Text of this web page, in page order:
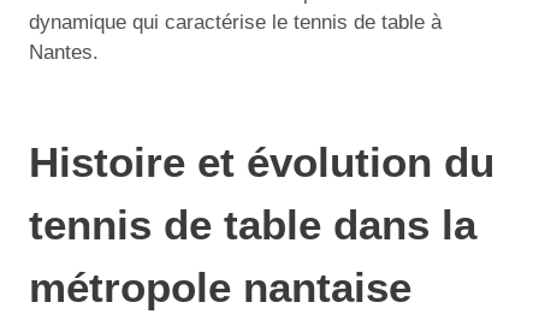
dynamique qui caractérise le tennis de table à
Nantes.
Histoire et évolution du
tennis de table dans la
métropole nantaise